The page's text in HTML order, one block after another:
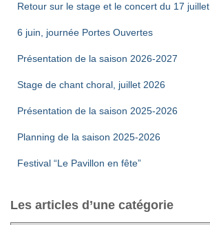
Retour sur le stage et le concert du 17 juillet
6 juin, journée Portes Ouvertes
Présentation de la saison 2026-2027
Stage de chant choral, juillet 2026
Présentation de la saison 2025-2026
Planning de la saison 2025-2026
Festival “Le Pavillon en fête”
Les articles d’une catégorie